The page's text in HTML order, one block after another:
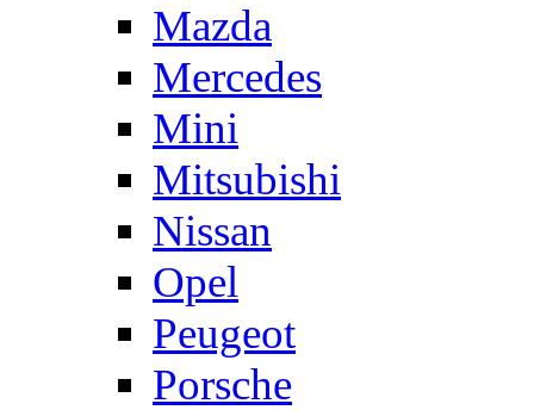
Mazda
Mercedes
Mini
Mitsubishi
Nissan
Opel
Peugeot
Porsche